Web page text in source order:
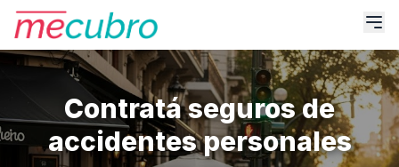
Contratá seguros de
accidentes personales